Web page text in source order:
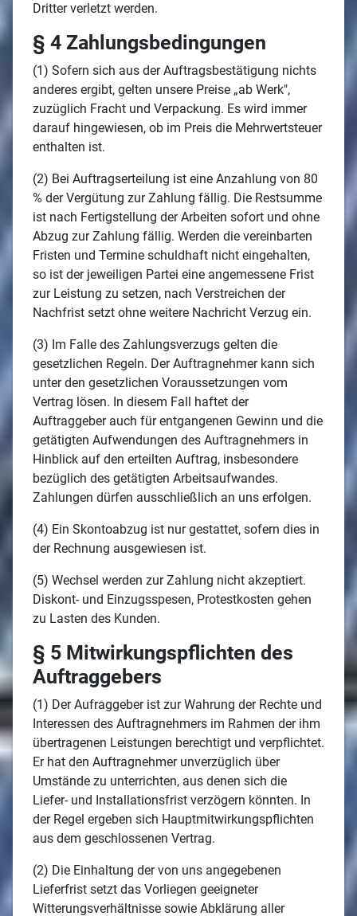
Dritter verletzt werden.
§ 4 Zahlungsbedingungen
(1) Sofern sich aus der Auftragsbestätigung nichts
anderes ergibt, gelten unsere Preise „ab Werk",
zuzüglich Fracht und Verpackung. Es wird immer
darauf hingewiesen, ob im Preis die Mehrwertsteuer
enthalten ist.
(2) Bei Auftragserteilung ist eine Anzahlung von 80
% der Vergütung zur Zahlung fällig. Die Restsumme
ist nach Fertigstellung der Arbeiten sofort und ohne
Abzug zur Zahlung fällig. Werden die vereinbarten
Fristen und Termine schuldhaft nicht eingehalten,
so ist der jeweiligen Partei eine angemessene Frist
zur Leistung zu setzen, nach Verstreichen der
Nachfrist setzt ohne weitere Nachricht Verzug ein.
(3) Im Falle des Zahlungsverzugs gelten die
gesetzlichen Regeln. Der Auftragnehmer kann sich
unter den gesetzlichen Voraussetzungen vom
Vertrag lösen. In diesem Fall haftet der
Auftraggeber auch für entgangenen Gewinn und die
getätigten Aufwendungen des Auftragnehmers in
Hinblick auf den erteilten Auftrag, insbesondere
bezüglich des getätigten Arbeitsaufwandes.
Zahlungen dürfen ausschließlich an uns erfolgen.
(4) Ein Skontoabzug ist nur gestattet, sofern dies in
der Rechnung ausgewiesen ist.
(5) Wechsel werden zur Zahlung nicht akzeptiert.
Diskont- und Einzugsspesen, Protestkosten gehen
zu Lasten des Kunden.
§ 5 Mitwirkungspflichten des
Auftraggebers
(1) Der Aufraggeber ist zur Wahrung der Rechte und
Interessen des Auftragnehmers im Rahmen der ihm
übertragenen Leistungen berechtigt und verpflichtet.
Er hat den Auftragnehmer unverzüglich über
Umstände zu unterrichten, aus denen sich die
Liefer- und Installationsfrist verzögern könnten. In
der Regel ergeben sich Hauptmitwirkungspflichten
aus dem geschlossenen Vertrag.
(2) Die Einhaltung der von uns angegebenen
Lieferfrist setzt das Vorliegen geeigneter
Witterungsverhältnisse sowie Abklärung aller